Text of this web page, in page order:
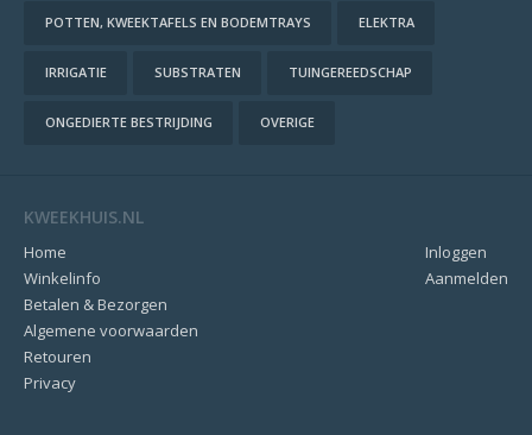
POTTEN, KWEEKTAFELS EN BODEMTRAYS ELEKTRA
IRRIGATIE SUBSTRATEN TUINGEREEDSCHAP
ONGEDIERTE BESTRIJDING OVERIGE
KWEEKHUIS.NL
Inloggen
Aanmelden
Home
Winkelinfo
Betalen & Bezorgen
Algemene voorwaarden
Retouren
Privacy